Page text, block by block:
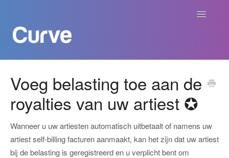
Navigatie
Curve voor Creators
Curve voor Labels
Curve voor Publishers
Voeg belasting toe aan de
royalties van uw artiest ✪
Wanneer u uw artiesten automatisch uitbetaalt of namens uw
artiest self-billing facturen aanmaakt, kan het zijn dat uw artiest
bij de belasting is geregistreerd en u verplicht bent om